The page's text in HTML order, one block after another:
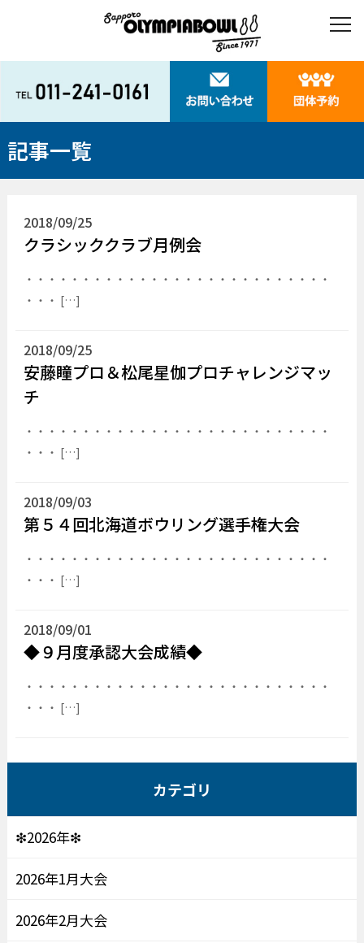
記事一覧
2018/09/25
クラシッククラブ月例会
・・・・・・・・・・・・・・・・・・・・・・・・・・・
・・・ […]
2018/09/25
安藤瞳プロ＆松尾星伽プロチャレンジマッ
チ
・・・・・・・・・・・・・・・・・・・・・・・・・・・
・・・ […]
2018/09/03
第５４回北海道ボウリング選手権大会
・・・・・・・・・・・・・・・・・・・・・・・・・・・
・・・ […]
2018/09/01
◆９月度承認大会成績◆
・・・・・・・・・・・・・・・・・・・・・・・・・・・
・・・ […]
カテゴリ
❇2026年❇
2026年1月大会
2026年2月大会